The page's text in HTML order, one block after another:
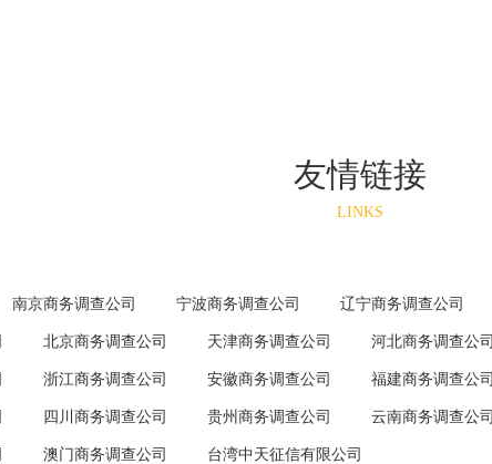
友情链接
LINKS
南京商务调查公司 宁波商务调查公司 辽宁商务调查公司
北京商务调查公司 天津商务调查公司 河北商务调查公司
浙江商务调查公司 安徽商务调查公司 福建商务调查公司
四川商务调查公司 贵州商务调查公司 云南商务调查公司
澳门商务调查公司 台湾中天征信有限公司